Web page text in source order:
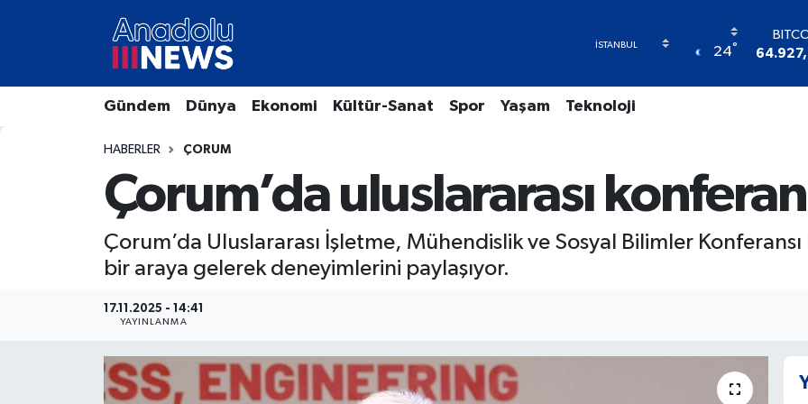
24°
GRAM
Gündem Dünya Ekonomi Kültür-Sanat Spor Yaşam Teknoloji
HABERLER ÇORUM
Çorum’da uluslararası
Çorum’da Uluslararası İşletme, Mühendislik ve Sosyal Bilimler Konferansı
bir araya gelerek deneyimlerini paylaşıyor.
17.11.2025 - 14:41
YAYINLANMA
Hava Durumu
Trafik Durumu
Süper Lig Puan Durumu ve Fikstür
Tüm Manşetler
Son Dakika Haberleri